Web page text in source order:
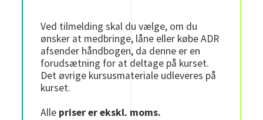
Ved tilmelding skal du vælge, om du
ønsker at medbringe, låne eller købe ADR
afsender håndbogen, da denne er en
forudsætning for at deltage på kurset.
Det øvrige kursusmateriale udleveres på
kurset.
Alle priser er ekskl. moms.